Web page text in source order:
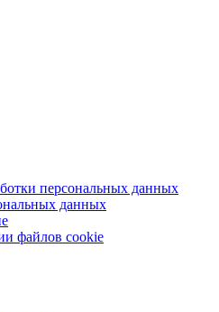
персональных данных
данных
файлов cookie